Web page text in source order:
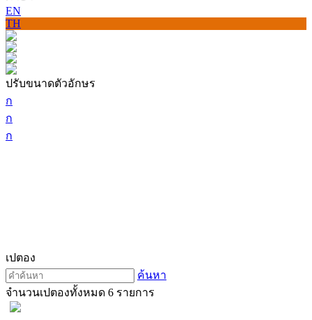
EN
TH
ปรับขนาดตัวอักษร
ก
ก
ก
เปตอง
ค้นหา
จำนวนเปตองทั้งหมด 6 รายการ